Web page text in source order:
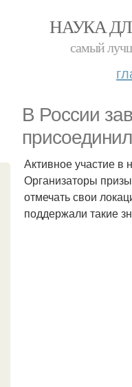
НАУКА
самый
В России
Активное участие
Организаторы
отмечать свои
поддержали такие